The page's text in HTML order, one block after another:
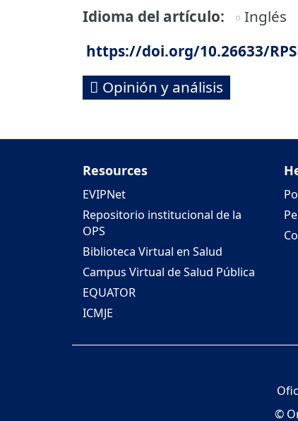
Idioma del artículo
Inglés
https://doi.org/10.26633/
Opinión y análisis
Resources
EVIPNet
Repositorio institucional de la
OPS
Biblioteca Virtual en Salud
Campus Virtual de Salud Pública
EQUATOR
ICMJE
©